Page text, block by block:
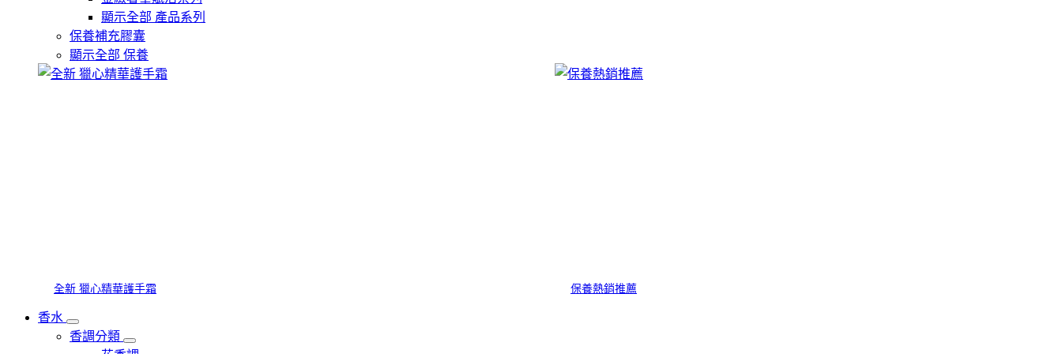
顯示全部 產品系列
保養補充膠囊
顯示全部 保養
全新 獵心精華護手霜 保養熱銷推薦
香水
香調分類